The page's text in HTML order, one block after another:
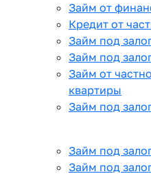
Займ от
Кредит от
Займ под
Займ под
Займ от
квартиры
Займ под
Займ под
Займ под